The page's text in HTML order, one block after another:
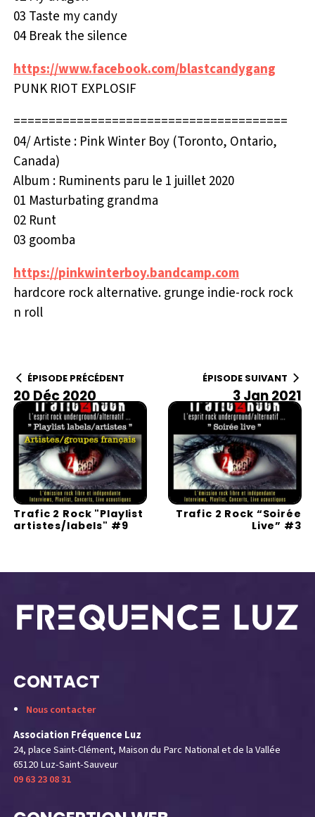
03 Taste my candy
04 Break the silence
https://www.facebook.com/blastcandygang
PUNK RIOT EXPLOSIF
=======================================
04/ Artiste : Pink Winter Boy (Toronto, Ontario,
Canada)
Album : Ruminents paru le 1 juillet 2020
01 Masturbating grandma
02 Runt
03 goomba
https://pinkwinterboy.bandcamp.com
hardcore rock alternative. grunge indie-rock rock
n roll
ÉPISODE PRÉCÉDENT
20 Déc 2020
Trafic 2 Rock "Playlist
artistes/labels" #9
ÉPISODE SUIVANT
3 Jan 2021
Trafic 2 Rock “Soirée
Live” #3
CONTACT
Nous contacter
Association Fréquence Luz
24, place Saint-Clément, Maison du Parc National et de la Vallée
65120 Luz-Saint-Sauveur
09 63 23 08 31